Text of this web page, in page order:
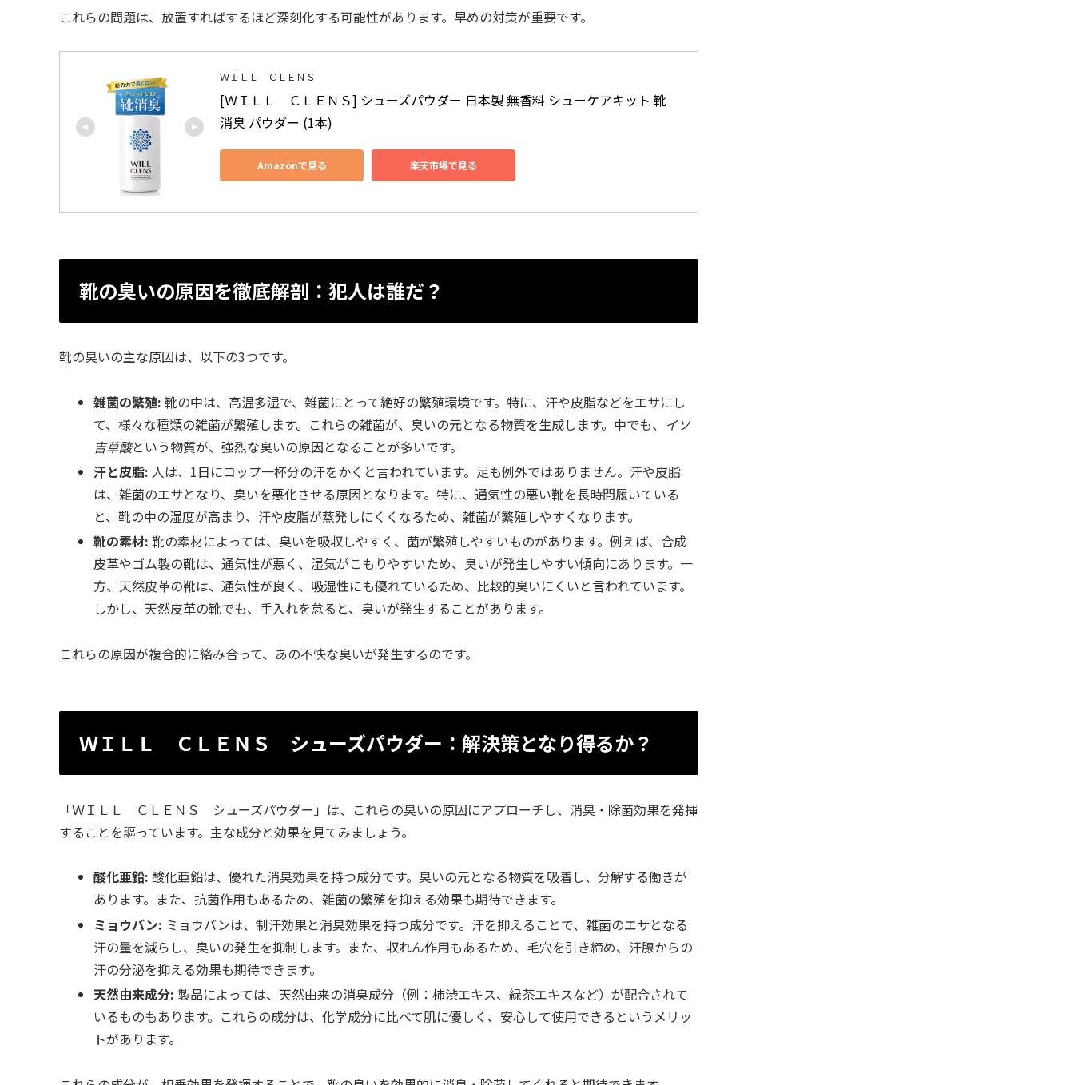
これらの問題は、放置すればするほど深刻化する可能性があります。早めの対策が重要です。
ＷＩＬＬ ＣＬＥＮＳ
[ＷＩＬＬ　ＣＬＥＮＳ] シューズパウダー 日本製 無香料 シューケアキット 靴
消臭 パウダー (1本)
Amazonで見る 楽天市場で見る
靴の臭いの原因を徹底解剖：犯人は誰だ？
靴の臭いの主な原因は、以下の3つです。
雑菌の繁殖: 靴の中は、高温多湿で、雑菌にとって絶好の繁殖環境です。特に、汗や皮脂などをエサにし
て、様々な種類の雑菌が繁殖します。これらの雑菌が、臭いの元となる物質を生成します。中でも、 イソ
吉草酸という物質が、強烈な臭いの原因となることが多いです。
汗と皮脂: 人は、1日にコップ一杯分の汗をかくと言われています。足も例外ではありません。汗や皮脂
は、雑菌のエサとなり、臭いを悪化させる原因となります。特に、通気性の悪い靴を長時間履いている
と、靴の中の湿度が高まり、汗や皮脂が蒸発しにくくなるため、雑菌が繁殖しやすくなります。
靴の素材: 靴の素材によっては、臭いを吸収しやすく、菌が繁殖しやすいものがあります。例えば、合成
皮革やゴム製の靴は、通気性が悪く、湿気がこもりやすいため、臭いが発生しやすい傾向にあります。一
方、天然皮革の靴は、通気性が良く、吸湿性にも優れているため、比較的臭いにくいと言われています。
しかし、天然皮革の靴でも、手入れを怠ると、臭いが発生することがあります。
これらの原因が複合的に絡み合って、あの不快な臭いが発生するのです。
ＷＩＬＬ ＣＬＥＮＳ シューズパウダー：解決策となり得るか？
「ＷＩＬＬ ＣＬＥＮＳ シューズパウダー」は、これらの臭いの原因にアプローチし、消臭・除菌効果を発揮
することを謳っています。主な成分と効果を見てみましょう。
酸化亜鉛: 酸化亜鉛は、優れた消臭効果を持つ成分です。臭いの元となる物質を吸着し、分解する働きが
あります。また、抗菌作用もあるため、雑菌の繁殖を抑える効果も期待できます。
ミョウバン: ミョウバンは、制汗効果と消臭効果を持つ成分です。汗を抑えることで、雑菌のエサとなる
汗の量を減らし、臭いの発生を抑制します。また、収れん作用もあるため、毛穴を引き締め、汗腺からの
汗の分泌を抑える効果も期待できます。
天然由来成分: 製品によっては、天然由来の消臭成分（例：柿渋エキス、緑茶エキスなど）が配合されて
いるものもあります。これらの成分は、化学成分に比べて肌に優しく、安心して使用できるというメリッ
トがあります。